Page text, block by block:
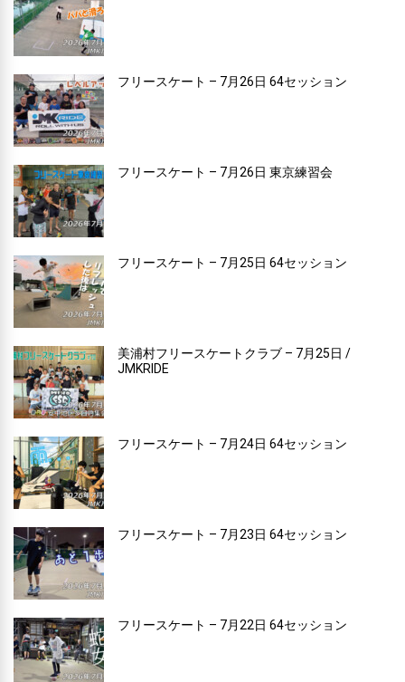
フリースケート – 7月26日 64セッション
フリースケート – 7月26日 東京練習会
フリースケート – 7月25日 64セッション
美浦村フリースケートクラブ – 7月25日 /
JMKRIDE
フリースケート – 7月24日 64セッション
フリースケート – 7月23日 64セッション
フリースケート – 7月22日 64セッション